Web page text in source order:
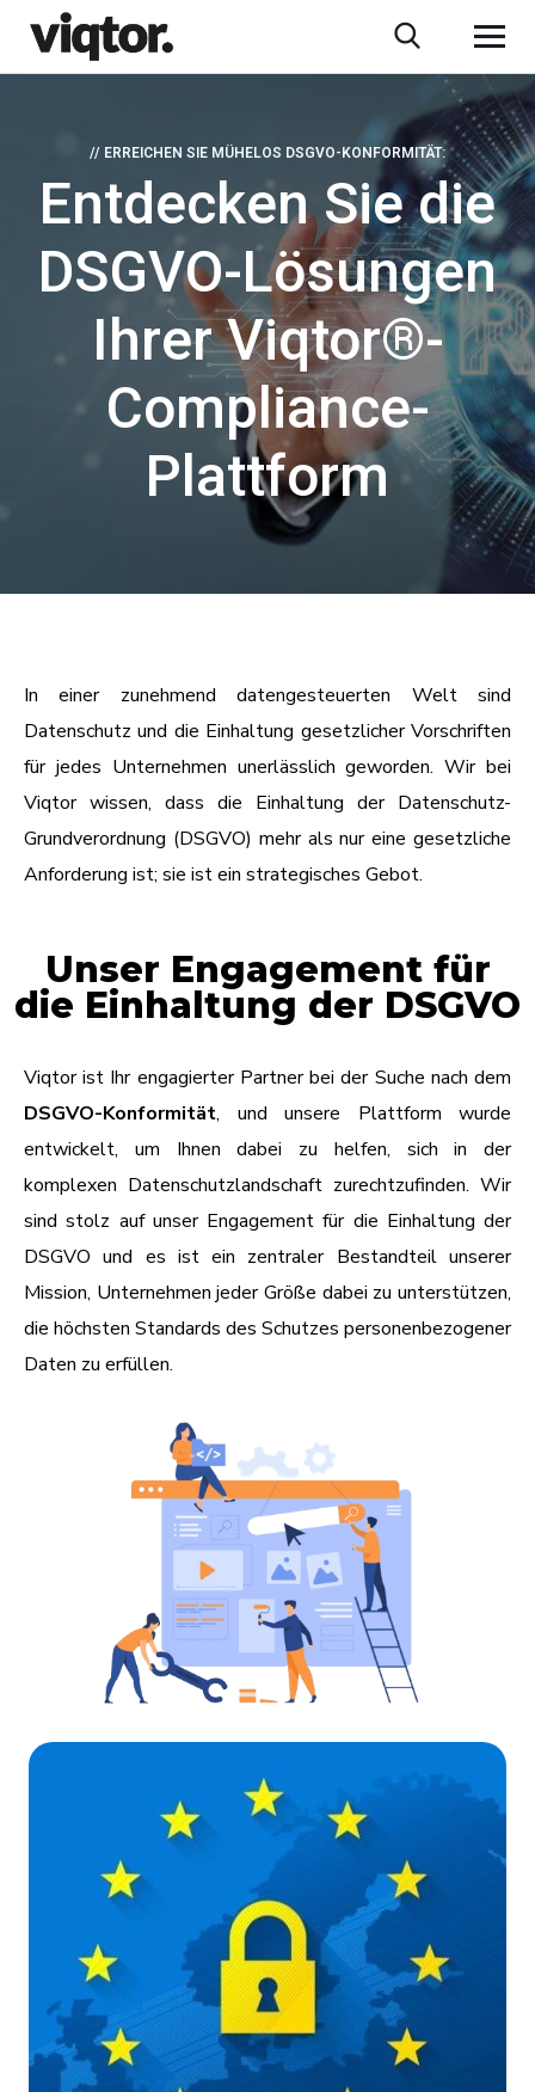
// ERREICHEN SIE MÜHELOS DSGVO-KONFORMITÄT:
Entdecken Sie die
DSGVO-Lösungen
Ihrer Viqtor®-
Compliance-
Plattform
In einer zunehmend datengesteuerten Welt sind
Datenschutz und die Einhaltung gesetzlicher Vorschriften
für jedes Unternehmen unerlässlich geworden. Wir bei
Viqtor wissen, dass die Einhaltung der Datenschutz-
Grundverordnung (DSGVO) mehr als nur eine gesetzliche
Anforderung ist; sie ist ein strategisches Gebot.
Unser Engagement für
die Einhaltung der DSGVO
Viqtor ist Ihr engagierter Partner bei der Suche nach dem
DSGVO-Konformität, und unsere Plattform wurde
entwickelt, um Ihnen dabei zu helfen, sich in der
komplexen Datenschutzlandschaft zurechtzufinden. Wir
sind stolz auf unser Engagement für die Einhaltung der
DSGVO und es ist ein zentraler Bestandteil unserer
Mission, Unternehmen jeder Größe dabei zu unterstützen,
die höchsten Standards des Schutzes personenbezogener
Daten zu erfüllen.